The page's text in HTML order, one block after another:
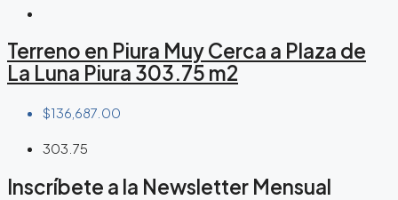
Terreno en Piura Muy Cerca a Plaza de
La Luna Piura 303.75 m2
$136,687.00
303.75
Inscríbete a la Newsletter Mensual